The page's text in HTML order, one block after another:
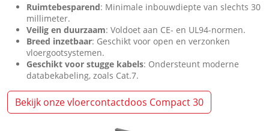
Ruimtebesparend: Minimale inbouwdiepte van slechts 30
millimeter.
Veilig en duurzaam: Voldoet aan CE- en UL94-normen.
Breed inzetbaar: Geschikt voor open en verzonken
vloergootsystemen.
Geschikt voor stugge kabels: Ondersteunt moderne
databekabeling, zoals Cat.7.
Bekijk onze vloercontactdoos Compact 30